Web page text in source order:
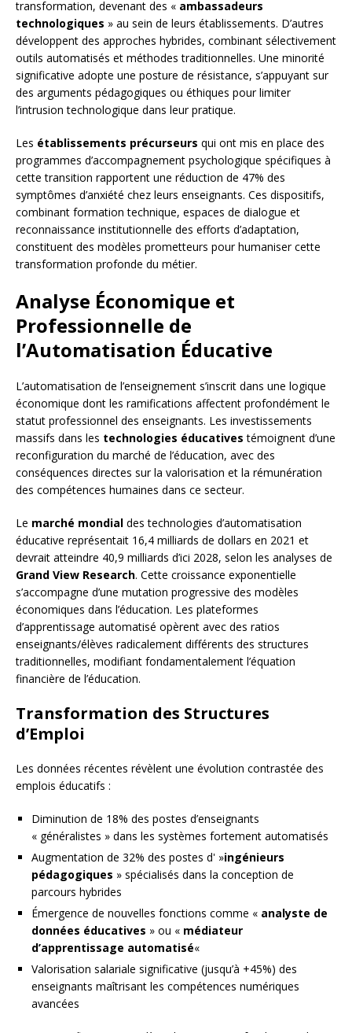
transformation, devenant des « ambassadeurs
technologiques » au sein de leurs établissements. D’autres
développent des approches hybrides, combinant sélectivement
outils automatisés et méthodes traditionnelles. Une minorité
significative adopte une posture de résistance, s’appuyant sur
des arguments pédagogiques ou éthiques pour limiter
l’intrusion technologique dans leur pratique.
Les établissements précurseurs qui ont mis en place des
programmes d’accompagnement psychologique spécifiques à
cette transition rapportent une réduction de 47% des
symptômes d’anxiété chez leurs enseignants. Ces dispositifs,
combinant formation technique, espaces de dialogue et
reconnaissance institutionnelle des efforts d’adaptation,
constituent des modèles prometteurs pour humaniser cette
transformation profonde du métier.
Analyse Économique et
Professionnelle de
l’Automatisation Éducative
L’automatisation de l’enseignement s’inscrit dans une logique
économique dont les ramifications affectent profondément le
statut professionnel des enseignants. Les investissements
massifs dans les technologies éducatives témoignent d’une
reconfiguration du marché de l’éducation, avec des
conséquences directes sur la valorisation et la rémunération
des compétences humaines dans ce secteur.
Le marché mondial des technologies d’automatisation
éducative représentait 16,4 milliards de dollars en 2021 et
devrait atteindre 40,9 milliards d’ici 2028, selon les analyses de
Grand View Research. Cette croissance exponentielle
s’accompagne d’une mutation progressive des modèles
économiques dans l’éducation. Les plateformes
d’apprentissage automatisé opèrent avec des ratios
enseignants/élèves radicalement différents des structures
traditionnelles, modifiant fondamentalement l’équation
financière de l’éducation.
Transformation des Structures
d’Emploi
Les données récentes révèlent une évolution contrastée des
emplois éducatifs :
Diminution de 18% des postes d’enseignants
« généralistes » dans les systèmes fortement automatisés
Augmentation de 32% des postes d' »ingénieurs
pédagogiques » spécialisés dans la conception de
parcours hybrides
Émergence de nouvelles fonctions comme « analyste de
données éducatives » ou « médiateur
d’apprentissage automatisé«
Valorisation salariale significative (jusqu’à +45%) des
enseignants maîtrisant les compétences numériques
avancées